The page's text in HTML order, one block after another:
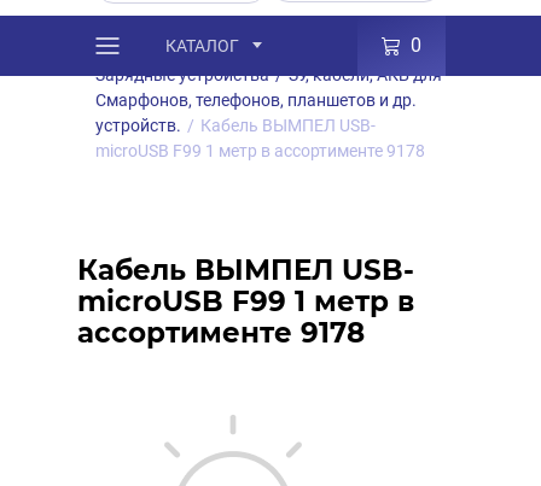
КАТАЛОГ 0
Каталог / Товары Аксессуары
/
Зарядные устройства / ЗУ, кабели, АКБ для
Смарфонов, телефонов, планшетов и др.
устройств. / Кабель ВЫМПЕЛ USB-
microUSB F99 1 метр в ассортименте 9178
Кабель ВЫМПЕЛ USB-
microUSB F99 1 метр в
ассортименте 9178